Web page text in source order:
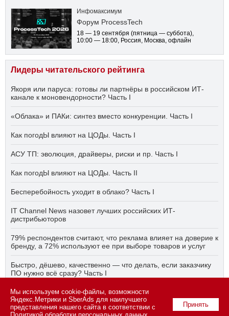
Инфомаксимум
Форум ProcessTech
18 — 19 сентября (пятница — суббота),
10:00 — 18:00, Россия, Москва, офлайн
Лидеры читательского рейтинга
Якоря или паруса: готовы ли партнёры в российском ИТ-
канале к моновендорности? Часть I
«Облака» и ПАКи: синтез вместо конкуренции. Часть I
Как погодЫ влияют на ЦОДы. Часть I
АСУ ТП: эволюция, драйверы, риски и пр. Часть I
Как погодЫ влияют на ЦОДы. Часть II
Бесперебойность уходит в облако? Часть I
IT Channel News назовет лучших российских ИТ-
дистрибьюторов
79% респондентов считают, что реклама влияет на доверие к
бренду, а 72% используют ее при выборе товаров и услуг
Быстро, дёшево, качественно — что делать, если заказчику
ПО нужно всё сразу? Часть I
АСУ ТП на пятый год активного импортозамещения. Часть II
Принять
Мы используем cookie-файлы, возможности
Яндекс.Метрики и SberAds для наилучшего
представления нашего сайта в соответствии с